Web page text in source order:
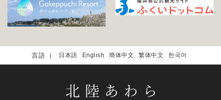
日本語 English 簡体中文 繁体中文 한국어